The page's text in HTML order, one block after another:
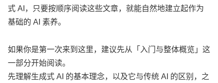
式 AI，只要按顺序阅读这些文章，就能自然地建立起作为
基础的 AI 素养。
如果你是第一次来到这里，建议先从「入门与整体概览」这
一部分开始阅读。
先理解生成式 AI 的基本理念，以及它与传统 AI 的区别，之